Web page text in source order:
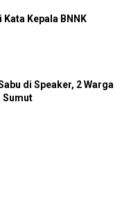
Kata Kepala BNNK
di Speaker, 2 Warga
Sumut